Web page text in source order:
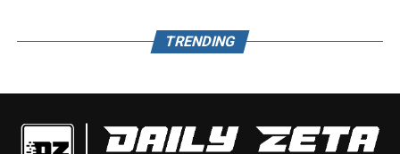
TRENDING